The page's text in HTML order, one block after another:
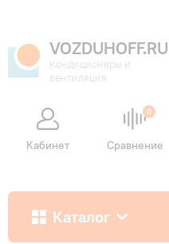
VOZDUHOFF.RU
Кондиционеры и
вентиляция
Кабинет
0
Сравнение
Каталог